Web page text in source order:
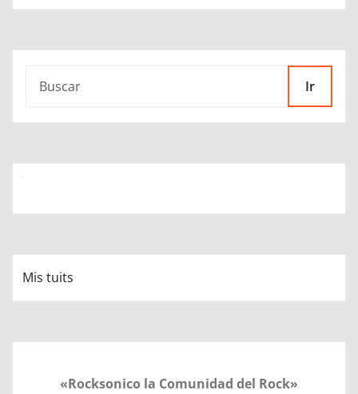
Ir
Mis tuits
«Rocksonico la Comunidad del Rock»